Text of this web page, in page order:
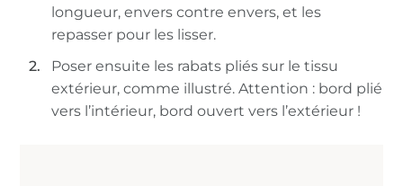
longueur, envers contre envers, et les
repasser pour les lisser.
Poser ensuite les rabats pliés sur le tissu
extérieur, comme illustré. Attention : bord plié
vers l’intérieur, bord ouvert vers l’extérieur !